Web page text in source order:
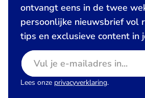
ontvangt eens in de twee
persoonlijke nieuwsbrief vol
tips en exclusieve content in
E-mailadres
Lees onze privacyverklaring.